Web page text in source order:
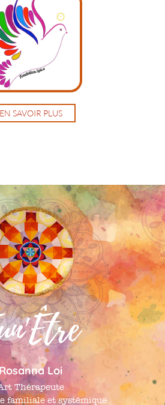
EN SAVOIR PLUS
Rosanna Loi
Thérapeute
familiale et systémique